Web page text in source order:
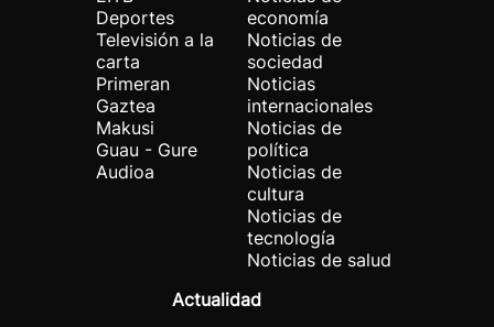
Deportes
Televisión a la
carta
Primeran
Gaztea
Makusi
Guau - Gure
Audioa
economía
Noticias de
sociedad
Noticias
internacionales
Noticias de
política
Noticias de
cultura
Noticias de
tecnología
Noticias de salud
Actualidad